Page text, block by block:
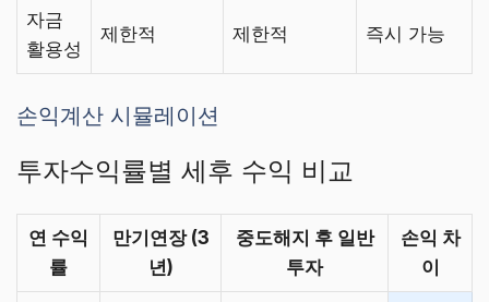
자금
활용성
제한적 제한적 즉시 가능
손익계산 시뮬레이션
투자수익률별 세후 수익 비교
연 수익
률
만기연장 (3
년)
중도해지 후 일반
투자
손익 차
이